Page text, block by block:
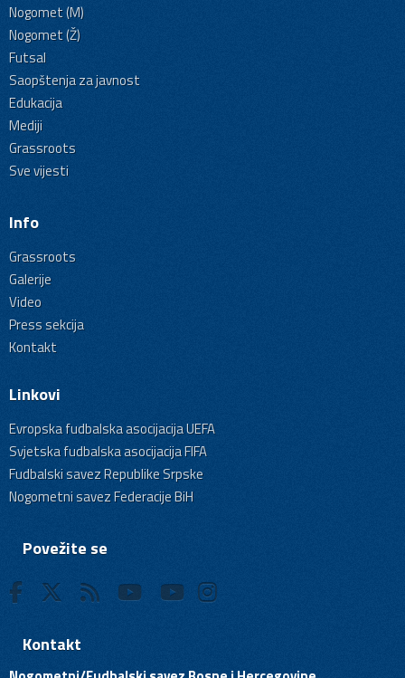
Nogomet (M)
Nogomet (Ž)
Futsal
Saopštenja za javnost
Edukacija
Mediji
Grassroots
Sve vijesti
Info
Grassroots
Galerije
Video
Press sekcija
Kontakt
Linkovi
Evropska fudbalska asocijacija UEFA
Svjetska fudbalska asocijacija FIFA
Fudbalski savez Republike Srpske
Nogometni savez Federacije BiH
Povežite se
Kontakt